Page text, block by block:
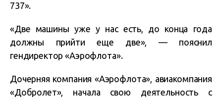
737».
«Две машины уже у нас есть, до конца года
должны прийти еще две», — пояснил
гендиректор «Аэрофлота».
Дочерняя компания «Аэрофлота», авиакомпания
«Добролет», начала свою деятельность с